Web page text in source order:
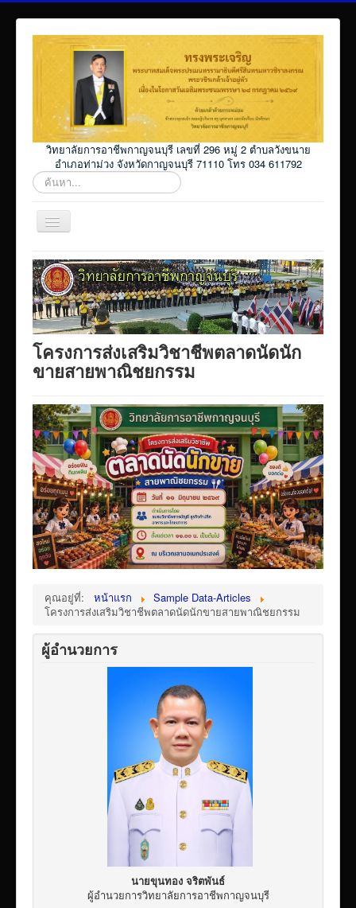
วิทยาลัยการอาชีพกาญจนบุรี เลขที่ 296 หมู่ 2 ตำบลวังขนาย
อำเภอท่าม่วง จังหวัดกาญจนบุรี 71110 โทร 034 611792
ค้นหา...
สลับ
เก
ชั่น
Home
โปรแกรม ศธ02 ออนไลน์
Elearning_kicec
Facebookงานประชาสัมพันธ์
VTR แนะนำวิทยาลัย
ID-PLAN
พัสดุ/จัดซื่อจัดจ้าง
Link รวมระบบรายงานข้อมูลต่าง ๆ
ติดต่อวิทยาลัย
แบบประเมินครูผู้สอน
ห้องสมุดอิเล็กทรอนิกส์
รวม Link หน้าเว็บ QRCode
กฎหมายด้านการศึกษา
ร้องเรียน/ร้องทุกข์/สอบถามรายละเอียด
ข้อมูลเปิดเผยต่อสาธารณะ ita 2569
โครงการส่งเสริมวิชาชีพตลาดนัดนัก
ขายสายพาณิชยกรรม
คุณอยู่ที่: หน้าแรก
Sample Data-Articles
โครงการส่งเสริมวิชาชีพตลาดนัดนักขายสายพาณิชยกรรม
ผู้อำนวยการ
นายขุนทอง จริตพันธ์
ผู้อำนวยการวิทยาลัยการอาชีพกาญจนบุรี